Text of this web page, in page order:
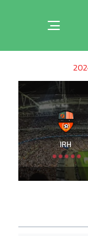
Toggle
IN:on:
IRH